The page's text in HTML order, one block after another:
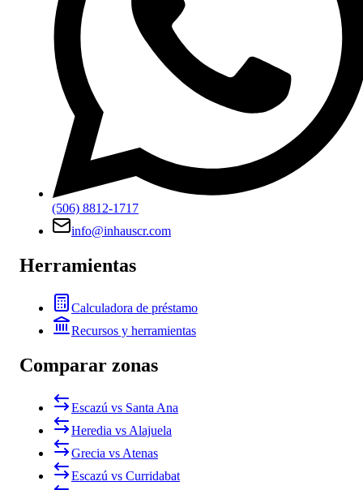
(506) 8812-1717
info@inhauscr.com
Herramientas
Calculadora de préstamo
Recursos y herramientas
Comparar zonas
Escazú vs Santa Ana
Heredia vs Alajuela
Grecia vs Atenas
Escazú vs Curridabat